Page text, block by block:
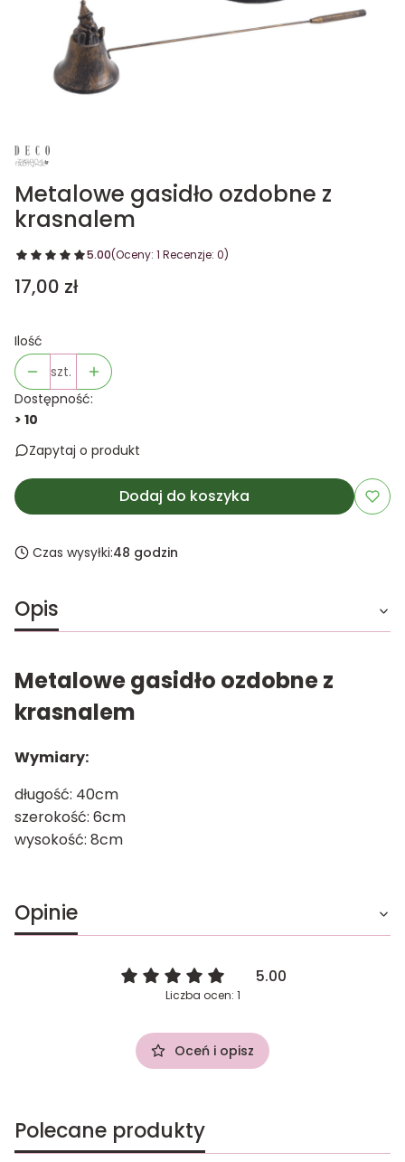
Metalowe gasidło ozdobne z
krasnalem
5.00(Oceny: 1 Recenzje: 0)
Cena
17,00 zł
Ilość
szt.
Dostępność:
> 10
Zapytaj o produkt
Dodaj do koszyka
Czas wysyłki:48 godzin
Opis
Metalowe gasidło ozdobne z
krasnalem
Wymiary:
długość: 40cm
szerokość: 6cm
wysokość: 8cm
Opinie
5.00
Liczba ocen: 1
Oceń i opisz
Polecane produkty